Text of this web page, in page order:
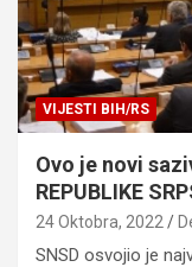
VIJESTI BIH/RS
Ovo je novi
REPUBLIKE
24 Oktobra, 2022
SNSD osvojio je